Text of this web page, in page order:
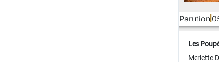
Parution
Les
Merlette